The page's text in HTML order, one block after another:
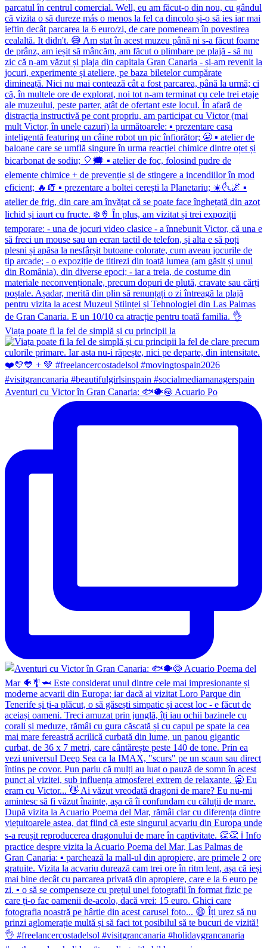
Viața poate fi la fel de simplă și cu principii la
Aventuri cu Victor în Gran Canaria: 🐟🐡🍥 Acuario Po